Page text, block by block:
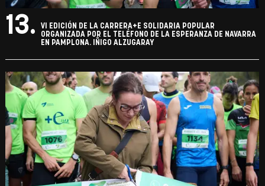
13.
VI EDICIÓN DE LA CARRERA+E SOLIDARIA POPULAR
ORGANIZADA POR EL TELÉFONO DE LA ESPERANZA DE NAVARRA
EN PAMPLONA. IÑIGO ALZUGARAY